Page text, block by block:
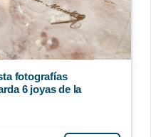
fotografías
6 joyas de la